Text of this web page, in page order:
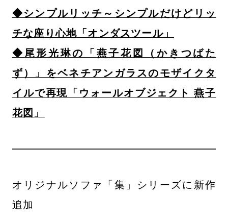
◆シンプルリッチ～シンプルだけどリッ
チな座り心地「オンダスツール」
◆尾形光琳の「燕子花図（かきつばた
ず）」をベネチアンガラスのモザイクタ
イルで再現「ウォールオブジェクト 燕子
花図」
オリジナルソファ「集」シリーズに新作
追加